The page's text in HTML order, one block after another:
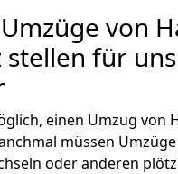
von
stellen für
einen Umzug von
müssen
oder anderen